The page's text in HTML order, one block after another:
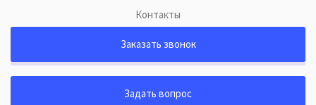
Контакты
Заказать звонок
Задать вопрос